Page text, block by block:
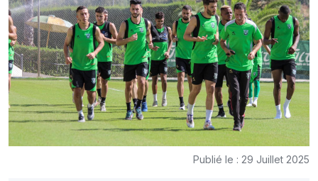
Publié le : 29 Juillet 2025